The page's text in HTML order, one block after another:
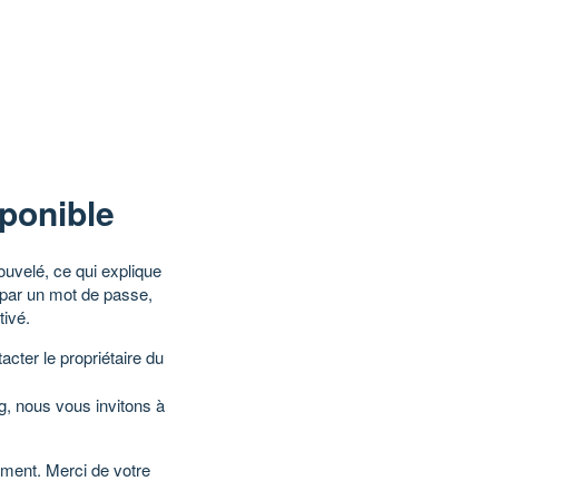
ce qui explique
un mot de passe,
le propriétaire du
nous vous invitons à
Merci de votre